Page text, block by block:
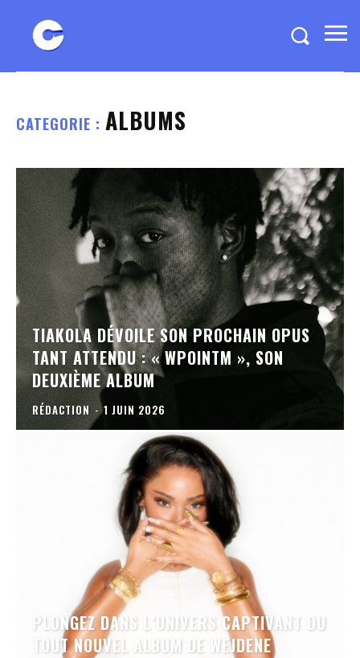
CATEGORIE : ALBUMS
TIAKOLA DÉVOILE SON PROCHAIN OPUS
TANT ATTENDU : « WPOINTM », SON
DEUXIÈME ALBUM
RÉDACTION - 1 JUIN 2026
PLONGEZ DANS L’UNIVERS CAPTIVANT DU
TOUT NOUVEL ALBUM DE WEJDENE